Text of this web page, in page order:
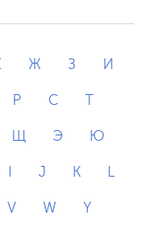
Ж З И
Р С Т
Щ Э Ю
J K L
V W Y